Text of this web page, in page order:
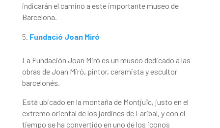
indicarán el camino a este importante museo de
Barcelona.
Fundació Joan Miró
La Fundación Joan Miró es un museo dedicado a las
obras de Joan Miró, pintor, ceramista y escultor
barcelonés.
Está ubicado en la montaña de Montjuïc, justo en el
extremo oriental de los jardines de Laribal, y con el
tiempo se ha convertido en uno de los iconos